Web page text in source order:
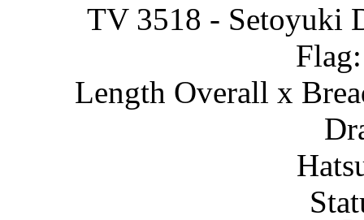
TV 3518 - Setoyuki
Length Overall x